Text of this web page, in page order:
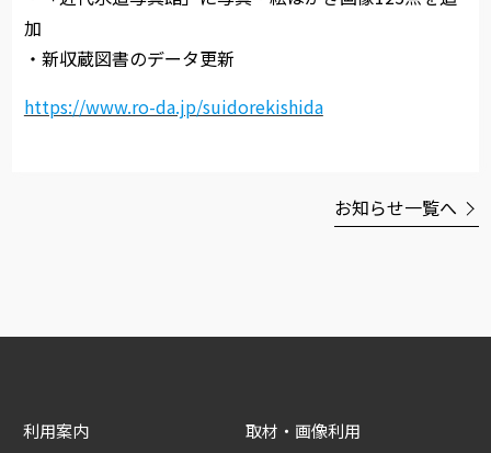
加
・新収蔵図書のデータ更新
https://www.ro-da.jp/suidorekishida
お知らせ一覧へ
利用案内 取材・画像利用